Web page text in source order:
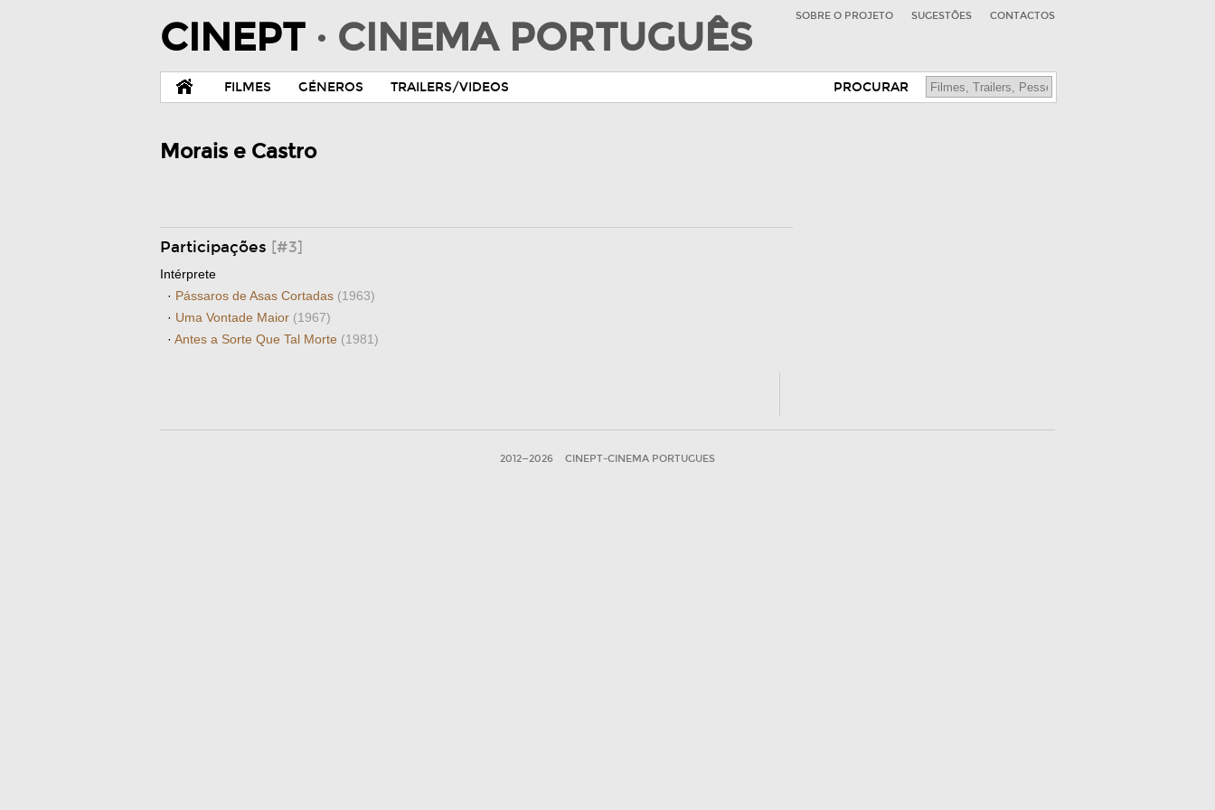
CINEPT · CINEMA PORTUGUÊS SOBRE O PROJETO SUGESTÕES CONTACTOS
FILMES GÉNEROS TRAILERS/VIDEOS PROCURAR
Morais e Castro
Participações [#3]
Intérprete
· Pássaros de Asas Cortadas (1963)
· Uma Vontade Maior (1967)
· Antes a Sorte Que Tal Morte (1981)
2012—2026 CINEPT-CINEMA PORTUGUES